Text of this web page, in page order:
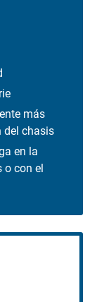
más
del chasis
en la
con el